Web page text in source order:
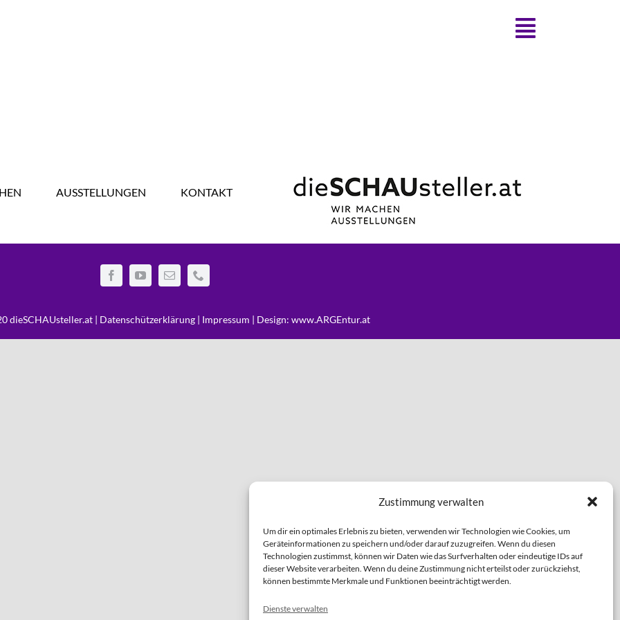
Zustimmung verwalten
Um dir ein optimales Erlebnis zu bieten, verwenden wir Technologien wie Cookies, um
Geräteinformationen zu speichern und/oder darauf zuzugreifen. Wenn du diesen
Technologien zustimmst, können wir Daten wie das Surfverhalten oder eindeutige IDs auf
dieser Website verarbeiten. Wenn du deine Zustimmung nicht erteilst oder zurückziehst,
können bestimmte Merkmale und Funktionen beeinträchtigt werden.
Dienste verwalten
AUSSTELLUNGEN KONTAKT
dieSCHAUsteller.at | Datenschützerklärung | Impressum | Design: www.ARGEntur.at